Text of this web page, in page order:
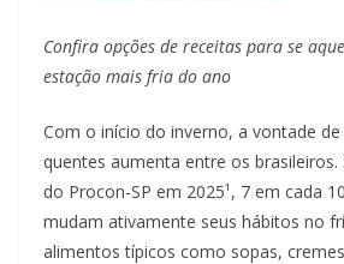
Confira opções de receitas para se
estação mais fria do ano
Com o início do inverno, a vontade
quentes aumenta entre os brasileiros.
do Procon-SP em 2025¹, 7 em cada
mudam ativamente seus hábitos no
alimentos típicos como sopas,